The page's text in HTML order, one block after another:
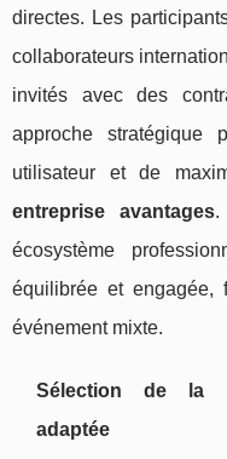
directes. Les
collaborateurs
invités avec des
approche stratégique
utilisateur et de
entreprise avantages.
écosystème
équilibrée et engagée,
événement mixte.
Sélection de la
adaptée